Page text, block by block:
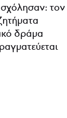
τον
δράμα